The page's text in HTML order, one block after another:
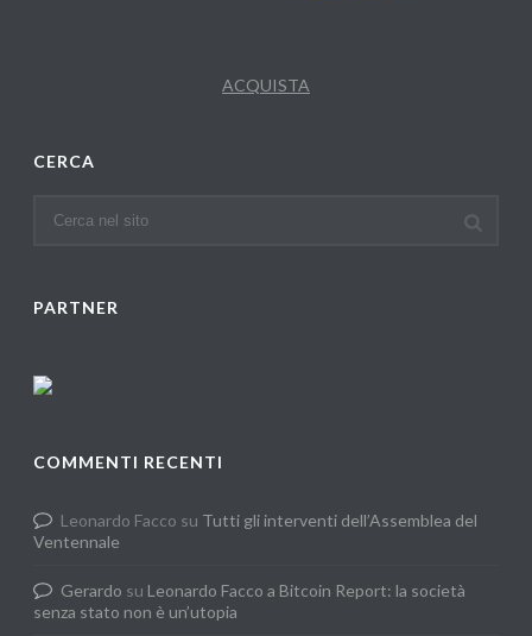
ACQUISTA
CERCA
PARTNER
COMMENTI RECENTI
Leonardo Facco su Tutti gli interventi dell’Assemblea del
Ventennale
Gerardo su Leonardo Facco a Bitcoin Report: la società
senza stato non è un’utopia